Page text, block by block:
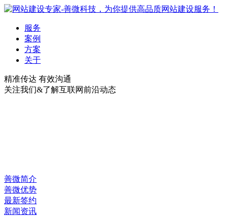
服务
案例
方案
关于
精准传达 有效沟通
关注我们&了解互联网前沿动态
善微简介
善微优势
最新签约
新闻资讯